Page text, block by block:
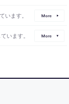
います。 More
います。 More